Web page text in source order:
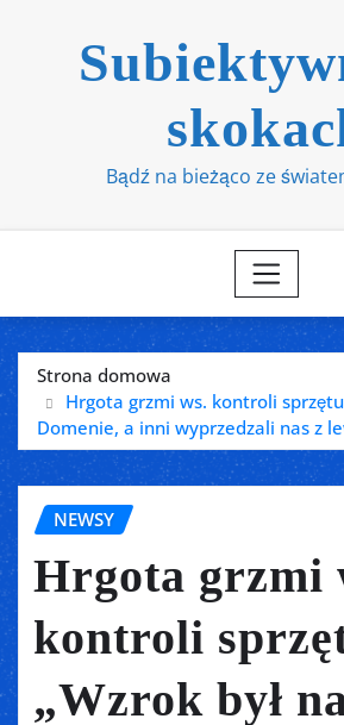
Bądź na bieżąco ze
Strona domowa
Hrgota grzmi ws. kontroli
Domenie, a inni wyprzedzali nas z
NEWSY
Hrgota grzmi
kontroli
„Wzrok był